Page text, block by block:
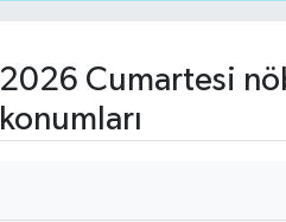
Cumartesi